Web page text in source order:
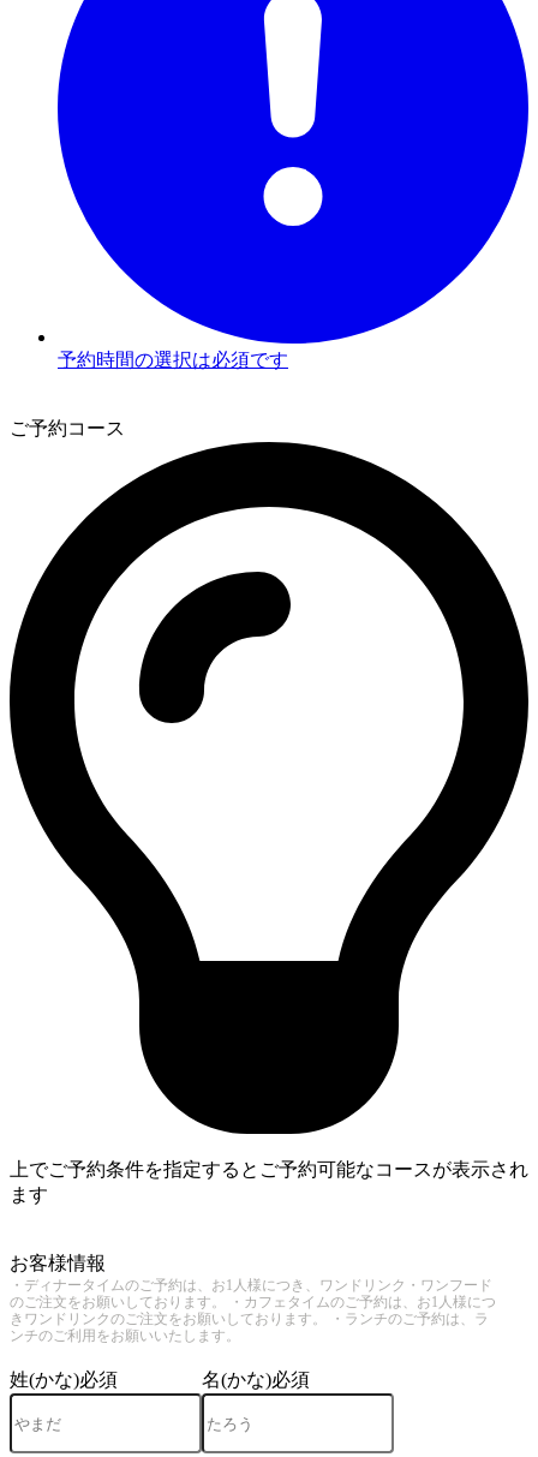
予約時間の選択は必須です
ご予約コース
上でご予約条件を指定するとご予約可能なコースが表示され
ます
お客様情報
・ディナータイムのご予約は、お1人様につき、ワンドリンク・ワンフード
のご注文をお願いしております。 ・カフェタイムのご予約は、お1人様につ
きワンドリンクのご注文をお願いしております。 ・ランチのご予約は、ラ
ンチのご利用をお願いいたします。
姓(かな)必須 名(かな)必須